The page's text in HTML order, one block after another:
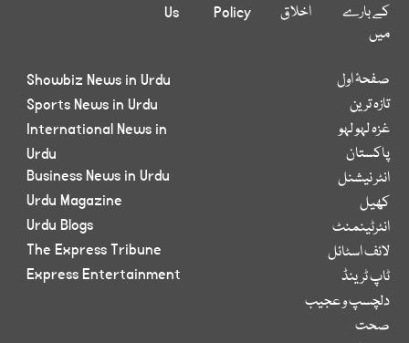
کے بارے
میں
اخلاق Policy
Us
صفحۂ اول
تازہ ترین
غزہ لہو لہو
پاکستان
انٹر نیشنل
کھیل
انٹرٹینمنٹ
لائف اسٹائل
ٹاپ ٹرینڈ
دلچسپ و عجیب
صحت
Showbiz News in Urdu
Sports News in Urdu
International News in
Urdu
Business News in Urdu
Urdu Magazine
Urdu Blogs
The Express Tribune
Express Entertainment